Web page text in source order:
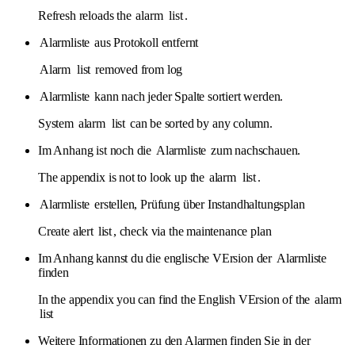
Refresh reloads the alarm list.
Alarmliste aus Protokoll entfernt
Alarm list removed from log
Alarmliste kann nach jeder Spalte sortiert werden.
System alarm list can be sorted by any column.
Im Anhang ist noch die Alarmliste zum nachschauen.
The appendix is ​​not to look up the alarm list.
Alarmliste erstellen, Prüfung über Instandhaltungsplan
Create alert list, check via the maintenance plan
Im Anhang kannst du die englische VErsion der Alarmliste
finden
In the appendix you can find the English VErsion of the alarm
list
Weitere Informationen zu den Alarmen finden Sie in der